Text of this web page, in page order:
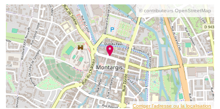
© contributeurs OpenStreetMap
Corriger l’adresse ou la localisation